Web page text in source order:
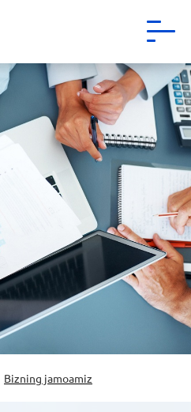
Bizning jamoamiz